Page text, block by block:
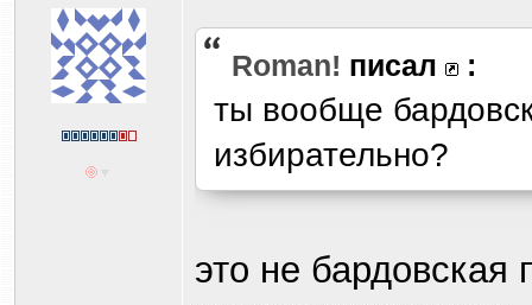
Roman! писал :
ты вообще
избирательно?
это не бардовская